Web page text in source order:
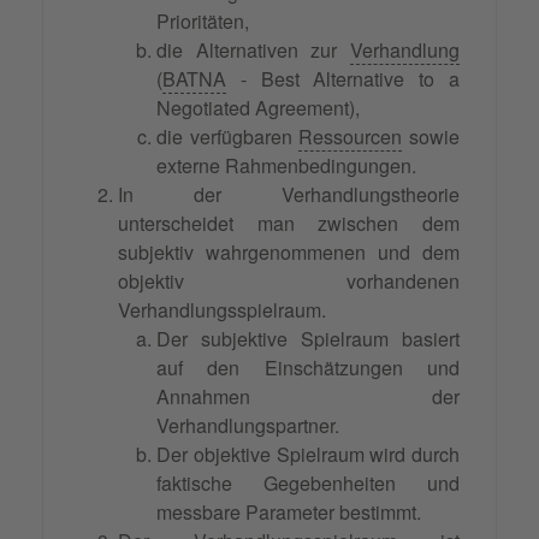
Prioritäten,
die Alternativen zur Verhandlung
(BATNA - Best Alternative to a
Negotiated Agreement),
die verfügbaren Ressourcen sowie
externe Rahmenbedingungen.
In der Verhandlungstheorie
unterscheidet man zwischen dem
subjektiv wahrgenommenen und dem
objektiv vorhandenen
Verhandlungsspielraum.
Der subjektive Spielraum basiert
auf den Einschätzungen und
Annahmen der
Verhandlungspartner.
Der objektive Spielraum wird durch
faktische Gegebenheiten und
messbare Parameter bestimmt.